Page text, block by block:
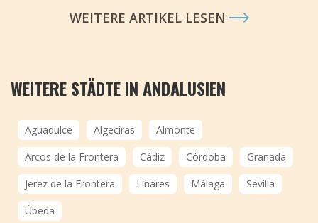
WEITERE ARTIKEL LESEN
WEITERE STÄDTE IN ANDALUSIEN
Aguadulce Algeciras
Almonte
Arcos de la Frontera
Cádiz Córdoba
Granada
Jerez de la Frontera
Linares Málaga
Sevilla
Úbeda